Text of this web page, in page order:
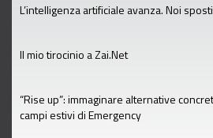
L’intelligenza artificiale avanza. Noi
Il mio tirocinio a Zai.Net
“Rise up”: immaginare alternative
campi estivi di Emergency